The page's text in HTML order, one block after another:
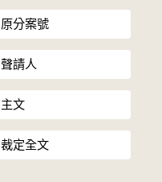
原分案號
聲請人
主文
裁定全文